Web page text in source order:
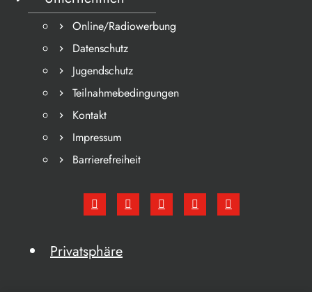
Online/Radiowerbung
Datenschutz
Jugendschutz
Teilnahmebedingungen
Kontakt
Impressum
Barrierefreiheit
Privatsphäre